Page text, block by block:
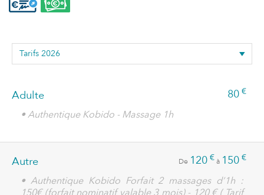
Adulte 80 €
• Authentique Kobido - Massage 1h
Autre De 120 €à 150 €
• Authentique Kobido Forfait 2 massages d’1h :